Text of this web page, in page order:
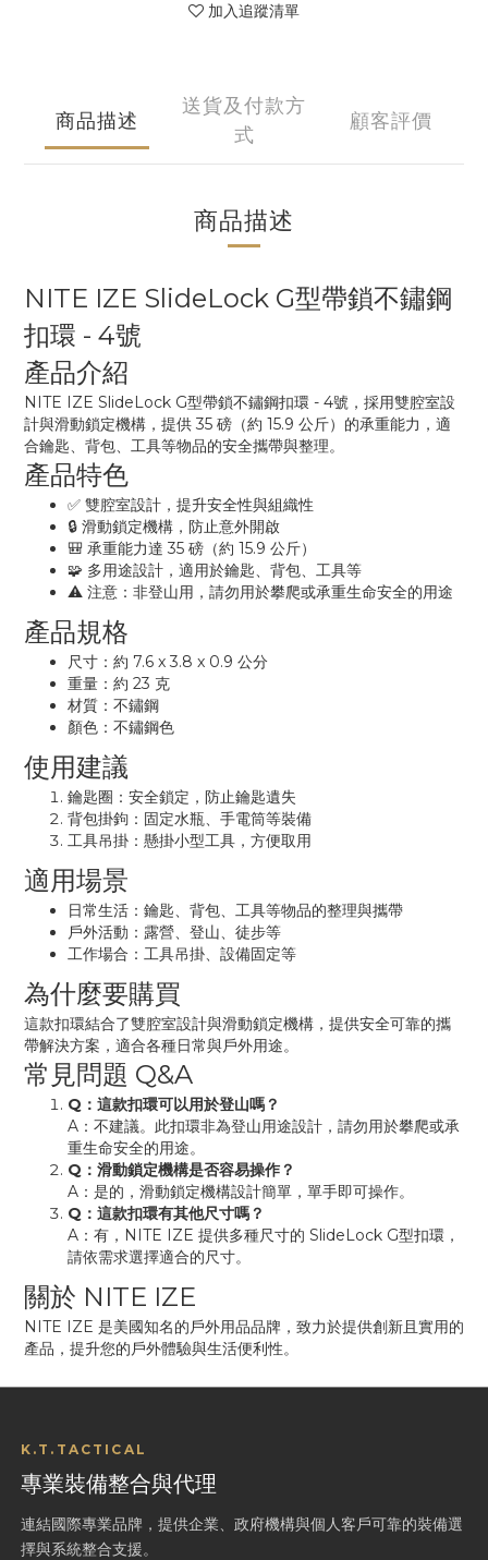
加入追蹤清單
商品描述
送貨及付款方
式
顧客評價
商品描述
NITE IZE SlideLock G型帶鎖不鏽鋼
扣環 - 4號
產品介紹
NITE IZE SlideLock G型帶鎖不鏽鋼扣環 - 4號，採用雙腔室設
計與滑動鎖定機構，提供 35 磅（約 15.9 公斤）的承重能力，適
合鑰匙、背包、工具等物品的安全攜帶與整理。
產品特色
✅ 雙腔室設計，提升安全性與組織性
🔒 滑動鎖定機構，防止意外開啟
🎒 承重能力達 35 磅（約 15.9 公斤）
🧩 多用途設計，適用於鑰匙、背包、工具等
⚠️ 注意：非登山用，請勿用於攀爬或承重生命安全的用途
產品規格
尺寸：約 7.6 x 3.8 x 0.9 公分
重量：約 23 克
材質：不鏽鋼
顏色：不鏽鋼色
使用建議
鑰匙圈：安全鎖定，防止鑰匙遺失
背包掛鉤：固定水瓶、手電筒等裝備
工具吊掛：懸掛小型工具，方便取用
適用場景
日常生活：鑰匙、背包、工具等物品的整理與攜帶
戶外活動：露營、登山、徒步等
工作場合：工具吊掛、設備固定等
為什麼要購買
這款扣環結合了雙腔室設計與滑動鎖定機構，提供安全可靠的攜
帶解決方案，適合各種日常與戶外用途。
常見問題 Q&A
Q：這款扣環可以用於登山嗎？
A：不建議。此扣環非為登山用途設計，請勿用於攀爬或承
重生命安全的用途。
Q：滑動鎖定機構是否容易操作？
A：是的，滑動鎖定機構設計簡單，單手即可操作。
Q：這款扣環有其他尺寸嗎？
A：有，NITE IZE 提供多種尺寸的 SlideLock G型扣環，
請依需求選擇適合的尺寸。
關於 NITE IZE
NITE IZE 是美國知名的戶外用品品牌，致力於提供創新且實用的
產品，提升您的戶外體驗與生活便利性。
K.T.TACTICAL
專業裝備整合與代理
連結國際專業品牌，提供企業、政府機構與個人客戶可靠的裝備選
擇與系統整合支援。